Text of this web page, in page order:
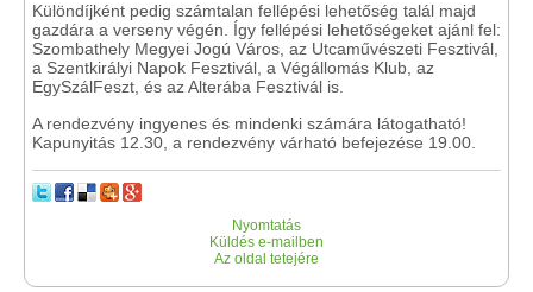
Különdíjként pedig számtalan fellépési lehetőség talál majd
gazdára a verseny végén. Így fellépési lehetőségeket ajánl fel:
Szombathely Megyei Jogú Város, az Utcaművészeti Fesztivál,
a Szentkirályi Napok Fesztivál, a Végállomás Klub, az
EgySzálFeszt, és az Alterába Fesztivál is.
A rendezvény ingyenes és mindenki számára látogatható!
Kapunyitás 12.30, a rendezvény várható befejezése 19.00.
Nyomtatás
Küldés e-mailben
Az oldal tetejére